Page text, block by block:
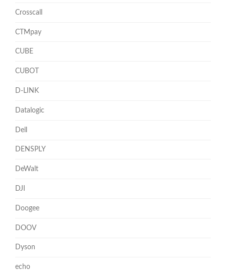
Crosscall
CTMpay
CUBE
CUBOT
D-LINK
Datalogic
Dell
DENSPLY
DeWalt
DJI
Doogee
DOOV
Dyson
echo